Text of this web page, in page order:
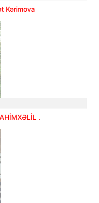
Kərimova
.